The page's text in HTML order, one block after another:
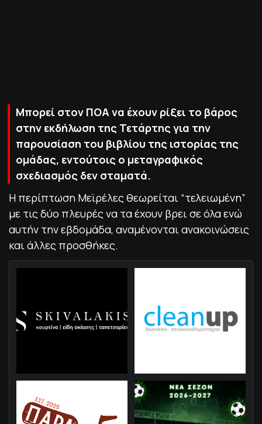
Μπορεί στον ΠΟΑ να έχουν ρίξει το βάρος
στην εκδήλωση της Τετάρτης για την
παρουσίαση του βιβλίου της ιστορίας της
ομάδας, εντούτοις ο μεταγραφικός
σχεδιασμός δεν σταματά.
Η περίπτωση Μεϊρέλες θεωρείται “τελειωμένη”
με τις δύο πλευρές να τα έχουν βρει σε όλα ενώ
αυτήν την εβδομάδα, αναμένονται ανακοινώσεις
και άλλες προσθήκες.